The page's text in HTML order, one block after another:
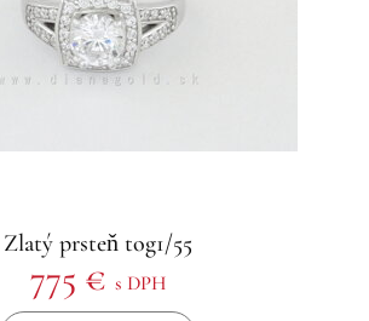
Zlatý prsteň tog1/55
775 € s DPH